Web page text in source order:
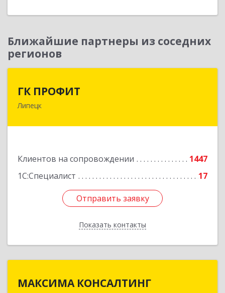
Ближайшие партнеры из соседних
регионов
ГК ПРОФИТ
Липецк
Клиентов на сопровождении
1447
1С:Специалист
17
Отправить заявку
Показать контакты
398001, Липецкая обл, Липецк г, Советская ул,
Отправить заявку
Назад
МАКСИМА КОНСАЛТИНГ